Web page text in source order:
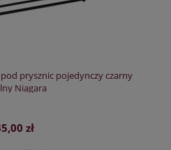
pod prysznic pojedynczy czarny
Niagara
zł